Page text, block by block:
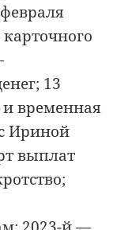
13
временная
Ириной
выплат